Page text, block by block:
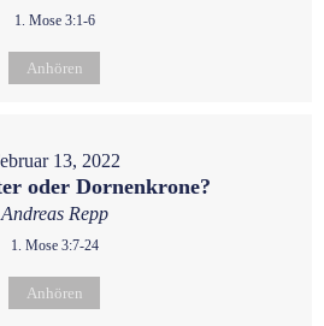
1. Mose 3:1-6
Anhören
13, 2022
oder Dornenkrone?
Andreas Repp
1. Mose 3:7-24
Anhören